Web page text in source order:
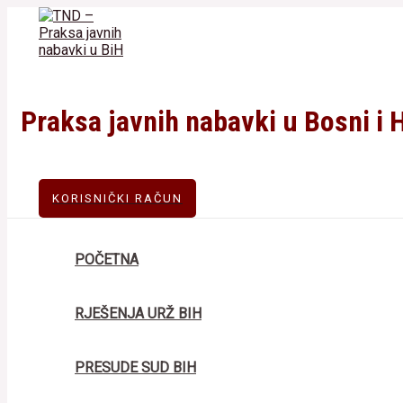
content
Praksa javnih nabavki u Bosni i
KORISNIČKI RAČUN
POČETNA
RJEŠENJA URŽ BIH
PRESUDE SUD BIH